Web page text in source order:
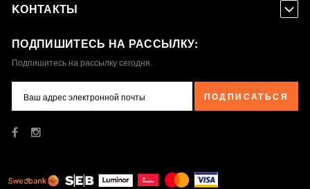
KОНТАКТЫ
ПОДПИШИТЕСЬ НА РАССЫЛКУ:
Подпишитесь на рассылку сегодня.
ПОДПИСАТЬСЯ